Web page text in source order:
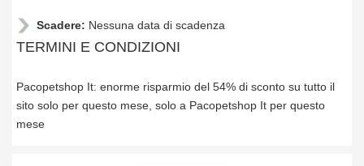
Scadere: Nessuna data di scadenza
TERMINI E CONDIZIONI
Pacopetshop It: enorme risparmio del 54% di sconto su tutto il
sito solo per questo mese, solo a Pacopetshop It per questo
mese